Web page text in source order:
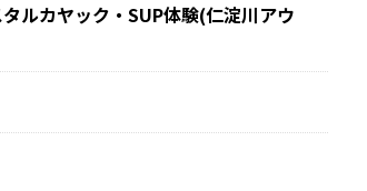
ルカヤック・SUP体験(仁淀川アウ